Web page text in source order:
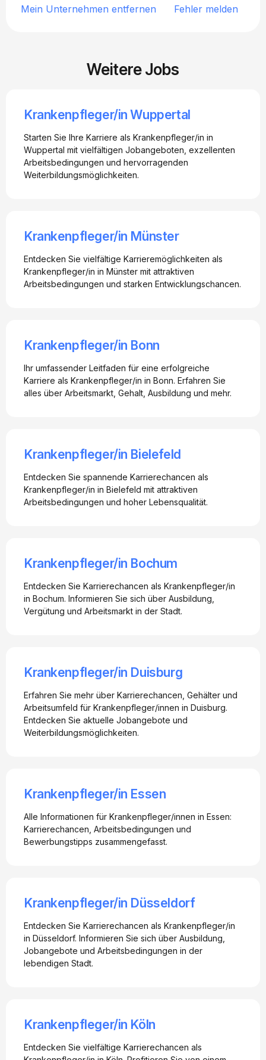
Mein Unternehmen entfernen
Fehler melden
Weitere Jobs
Krankenpfleger/in Wuppertal
Starten Sie Ihre Karriere als Krankenpfleger/in in
Wuppertal mit vielfältigen Jobangeboten, exzellenten
Arbeitsbedingungen und hervorragenden
Weiterbildungsmöglichkeiten.
Krankenpfleger/in Münster
Entdecken Sie vielfältige Karrieremöglichkeiten als
Krankenpfleger/in in Münster mit attraktiven
Arbeitsbedingungen und starken Entwicklungschancen.
Krankenpfleger/in Bonn
Ihr umfassender Leitfaden für eine erfolgreiche
Karriere als Krankenpfleger/in in Bonn. Erfahren Sie
alles über Arbeitsmarkt, Gehalt, Ausbildung und mehr.
Krankenpfleger/in Bielefeld
Entdecken Sie spannende Karrierechancen als
Krankenpfleger/in in Bielefeld mit attraktiven
Arbeitsbedingungen und hoher Lebensqualität.
Krankenpfleger/in Bochum
Entdecken Sie Karrierechancen als Krankenpfleger/in
in Bochum. Informieren Sie sich über Ausbildung,
Vergütung und Arbeitsmarkt in der Stadt.
Krankenpfleger/in Duisburg
Erfahren Sie mehr über Karrierechancen, Gehälter und
Arbeitsumfeld für Krankenpfleger/innen in Duisburg.
Entdecken Sie aktuelle Jobangebote und
Weiterbildungsmöglichkeiten.
Krankenpfleger/in Essen
Alle Informationen für Krankenpfleger/innen in Essen:
Karrierechancen, Arbeitsbedingungen und
Bewerbungstipps zusammengefasst.
Krankenpfleger/in Düsseldorf
Entdecken Sie Karrierechancen als Krankenpfleger/in
in Düsseldorf. Informieren Sie sich über Ausbildung,
Jobangebote und Arbeitsbedingungen in der
lebendigen Stadt.
Krankenpfleger/in Köln
Entdecken Sie vielfältige Karrierechancen als